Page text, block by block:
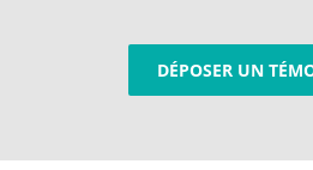
DÉPOSER UN